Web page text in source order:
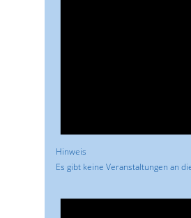
Hinweis
Es gibt keine Veranstaltungen an